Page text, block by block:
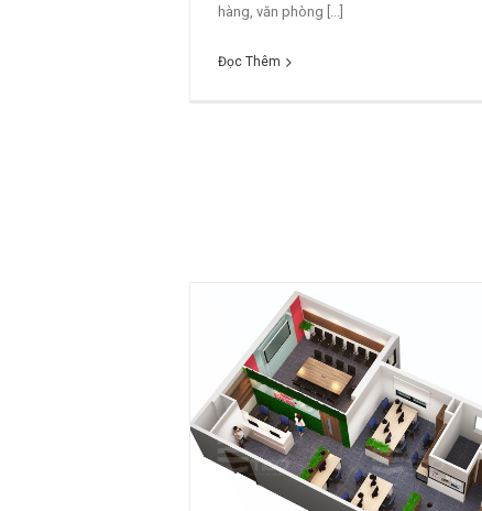
hàng, văn phòng [...]
Đọc Thêm